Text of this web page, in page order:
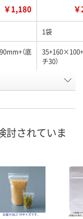
￥1,180
1袋
（底
35+160×100+
チ30）
シルバー
カゴへ
討されていま